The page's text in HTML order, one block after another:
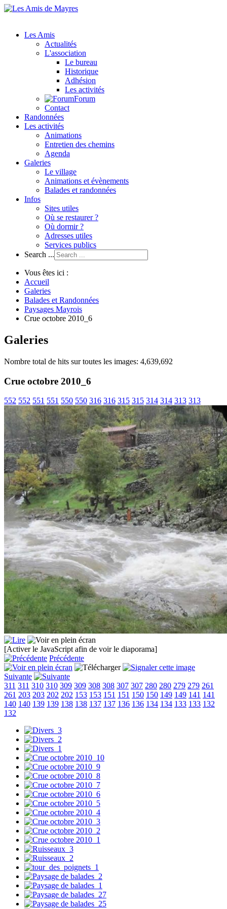
Les Amis
Actualités
L'association
Le bureau
Historique
Adhésion
Les activités
Forum
Contact
Randonnées
Les activités
Animations
Entretien des chemins
Agenda
Galeries
Le village
Animations et évènements
Balades et randonnées
Infos
Sites utiles
Où se restaurer ?
Où dormir ?
Adresses utiles
Services publics
Search ...
Vous êtes ici :
Accueil
Galeries
Balades et Randonnées
Paysages Mayrois
Crue octobre 2010_6
Galeries
Nombre total de hits sur toutes les images: 4,639,692
Crue octobre 2010_6
552 552 551 551 550 550 316 316 315 315 314 314 313 313
[Activer le JavaScript afin de voir le diaporama]
Précédente
Suivante
311 311 310 310 309 309 308 308 307 307 280 280 279 279 261
261 203 203 202 202 153 153 151 151 150 150 149 149 141 141
140 140 139 139 138 138 137 137 136 136 134 134 133 133 132
132